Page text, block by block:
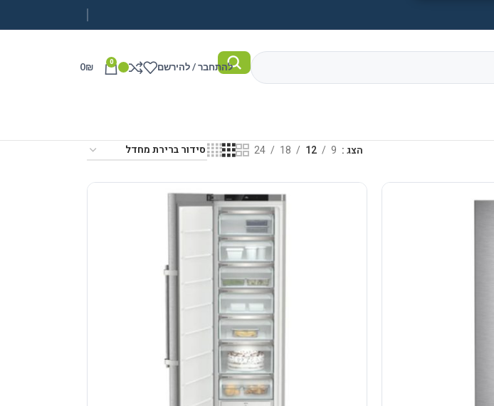
להתחבר / להירשם 0
0₪
הצג 9
12
18
24